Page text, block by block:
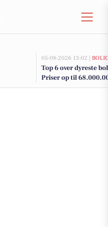
05-08-2026 13:02 |
Top 6 over dyreste
Priser op til